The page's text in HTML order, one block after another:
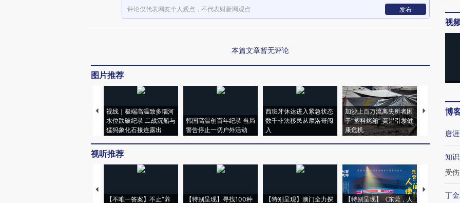
评论仅代表网友个人观点，不代表财新网观点 发布
本篇文章暂无评论
图片推荐
视线｜极端高温致多瑙河
水位跌破纪录 二战沉船与
猛犸象化石接连露出
韩国高温创百年纪录 当局
警告停止一切户外活动
西班牙休达进入紧急状态
数千非法移民从摩洛哥闯
入
加沙上百万流离失所者困
于“塑料烤箱” 高温引发健
康危机
马航飞行员
视听推荐
【不唯一答案】不止“养
【特别呈现】寻找100种
【特别呈现】澳门全力探
【特别呈现】《东莞，人
【推广】走
会，让数智
视
博
唐涯
知
受伤
丁